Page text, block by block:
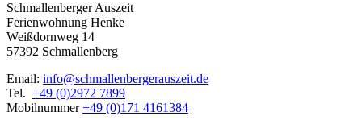
Schmallenberger Auszeit
Ferienwohnung Henke
Weißdornweg 14
57392 Schmallenberg
Email: info@schmallenbergerauszeit.de
Tel. +49 (0)2972 7899
Mobilnummer+49 (0)171 4161384